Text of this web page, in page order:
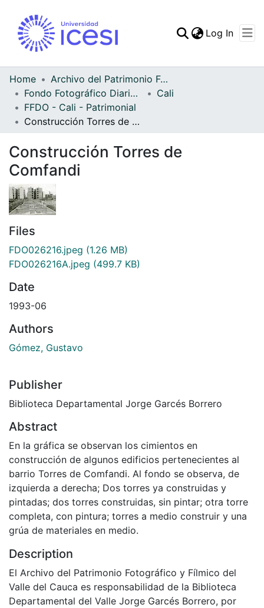
Statistics
Log In
Home
Archivo del Patrimonio Fotográfico y Fílmico del Valle del Cauca
Fondo Fotográfico Diario Occidente
Cali
FFDO - Cali - Patrimonial
Construcción Torres de Comfandi
Construcción Torres de
Comfandi
Files
FDO026216.jpeg (1.26 MB)
FDO026216A.jpeg (499.7 KB)
Date
1993-06
Authors
Gómez, Gustavo
Publisher
Biblioteca Departamental Jorge Garcés Borrero
Abstract
En la gráfica se observan los cimientos en
construcción de algunos edificios pertenecientes al
barrio Torres de Comfandi. Al fondo se observa, de
izquierda a derecha; Dos torres ya construidas y
pintadas; dos torres construidas, sin pintar; otra torre
completa, con pintura; torres a medio construir y una
grúa de materiales en medio.
Description
El Archivo del Patrimonio Fotográfico y Fílmico del
Valle del Cauca es responsabilidad de la Biblioteca
Departamental del Valle Jorge Garcés Borrero, por